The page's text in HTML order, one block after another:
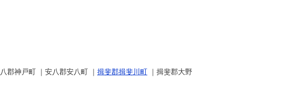
郡神戸町 ｜安八郡安八町 ｜ 揖斐郡揖斐川町 ｜揖斐郡大野